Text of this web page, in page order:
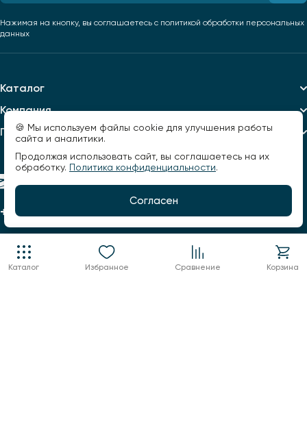
+7 960 123 02 03
г. Воронеж, Кольцовская, 9А
Каталог
Компания
Помощь
Нажимая на кнопку, вы соглашаетесь с политикой обработки персональных
данных
Каталог Избранное Сравнение Корзина
🍪 Мы используем файлы cookie для улучшения работы
сайта и аналитики.
Продолжая использовать сайт, вы соглашаетесь на их
обработку. Политика конфиденциальности.
Согласен